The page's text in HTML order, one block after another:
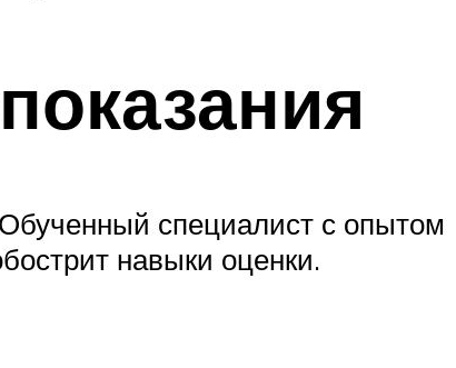
специалист с опытом
навыки оценки.